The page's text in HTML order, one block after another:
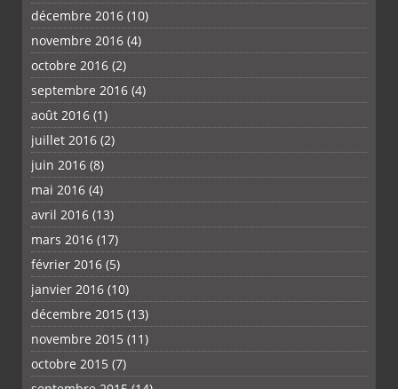
décembre 2016 (10)
novembre 2016 (4)
octobre 2016 (2)
septembre 2016 (4)
août 2016 (1)
juillet 2016 (2)
juin 2016 (8)
mai 2016 (4)
avril 2016 (13)
mars 2016 (17)
février 2016 (5)
janvier 2016 (10)
décembre 2015 (13)
novembre 2015 (11)
octobre 2015 (7)